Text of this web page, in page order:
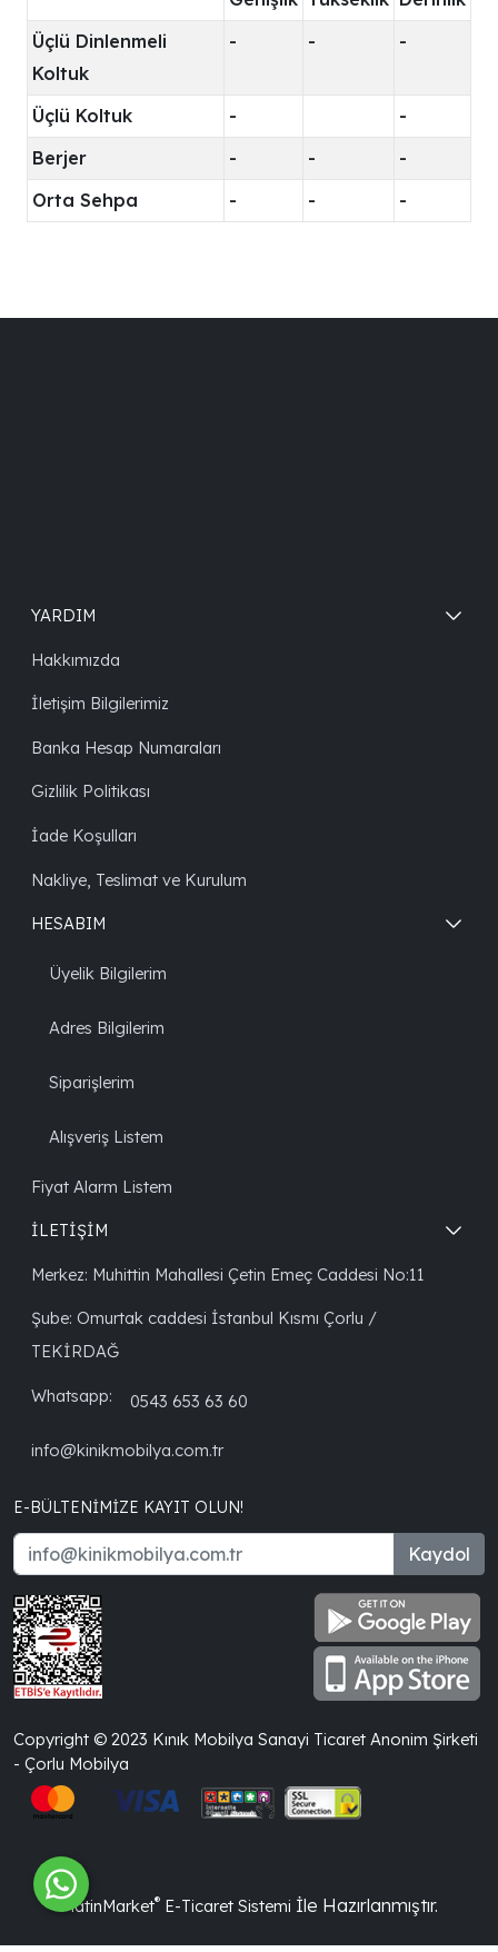
Üçlü Dinlenmeli
Koltuk
- - -
Üçlü Koltuk -
-
Berjer
- -
-
Orta Sehpa
- - -
YARDIM
Hakkımızda
İletişim Bilgilerimiz
Banka Hesap Numaraları
Gizlilik Politikası
İade Koşulları
Nakliye, Teslimat ve Kurulum
HESABIM
Üyelik Bilgilerim
Adres Bilgilerim
Siparişlerim
Alışveriş Listem
Fiyat Alarm Listem
İLETİŞİM
Merkez: Muhittin Mahallesi Çetin Emeç Caddesi No:11
Şube: Omurtak caddesi İstanbul Kısmı Çorlu /
TEKİRDAĞ
Whatsapp: 0543 653 63 60
info@kinikmobilya.com.tr
E-BÜLTENIMIZE KAYIT OLUN!
Kaydol
Copyright © 2023 Kınık Mobilya Sanayi Ticaret Anonim Şirketi
- Çorlu Mobilya
PlatinMarket® E-Ticaret Sistemi İle Hazırlanmıştır.